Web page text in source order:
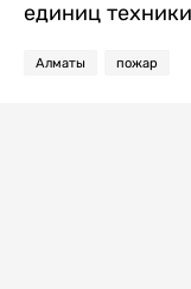
единиц
Алматы пожар